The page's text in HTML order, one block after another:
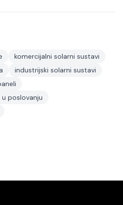
komercijalni solarni sustavi
industrijski solarni sustavi
poslovanju